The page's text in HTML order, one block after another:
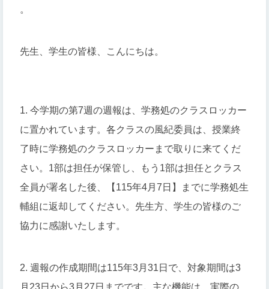
。
先生、学生の皆様、こんにちは。
1. 今学期の第7週の週報は、学務処のクラスロッカー
に置かれています。各クラスの風紀委員は、授業終
了時に学務処のクラスロッカーまで取りに来てくだ
さい。1部は担任が保管し、もう1部は担任とクラス
全員が署名した後、【115年4月7日】までに学務処生
輔組に返却してください。先生方、学生の皆様のご
協力に感謝いたします。
2. 週報の作成期間は115年3月31日で、対象期間は3